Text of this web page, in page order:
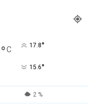
°C 17.8°
15.6°
2 %